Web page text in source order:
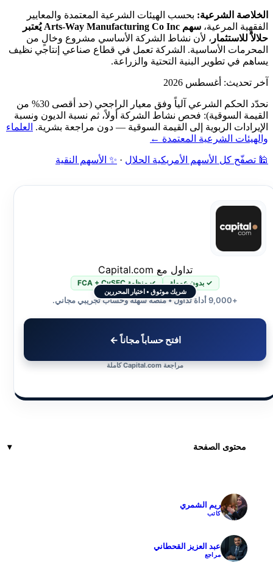
الخلاصة الشرعية:بحسب الهيئات الشرعية المعتمدة والمعايير
الفقهية المرعية،
سهم Arts-Way Manufacturing Co Inc يُعتبر
حلالاً للاستثمار ، لأن نشاط الشركة الأساسي مشروع وخالٍ من
المحرمات الأساسية. الشركة تعمل في قطاع صناعي إنتاجي نظيف
يساهم في تطوير البنية التحتية والزراعة.
آخر تحديث: أغسطس 2026
نحدّد الحكم الشرعي آلياً وفق معيار الراجحي (حد أقصى 30% من
القيمة السوقية): فحص نشاط الشركة أولاً، ثم نسبة الديون ونسبة
الإيرادات الربوية إلى القيمة السوقية — دون مراجعة بشرية. العلماء
والهيئات الشرعية المعتمدة ←
🕌 تصفّح كل الأسهم الأمريكية الحلال · ✨ الأسهم النقية
شريك موثوق • اختيار المحررين
تداول مع Capital.com
✓ بدون عمولة ✓ منظمة FCA + CySEC
+9,000 أداة تداول • منصة سهلة وحساب تجريبي مجاني.
افتح حساباً مجاناً ←
مراجعة Capital.com كاملة
محتوى الصفحة
ريم الشمري
كاتب
عبد العزيز القحطاني
مراجع